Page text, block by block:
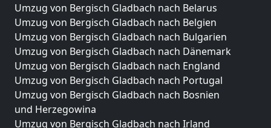
Umzug von Bergisch Gladbach nach Belarus
Umzug von Bergisch Gladbach nach Belgien
Umzug von Bergisch Gladbach nach Bulgarien
Umzug von Bergisch Gladbach nach Dänemark
Umzug von Bergisch Gladbach nach England
Umzug von Bergisch Gladbach nach Portugal
Umzug von Bergisch Gladbach nach Bosnien
und Herzegowina
Umzug von Bergisch Gladbach nach Irland